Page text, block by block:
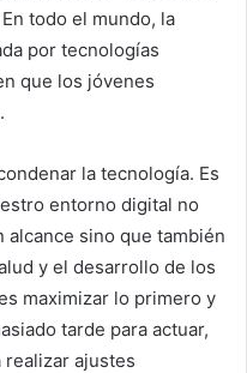
todo el mundo, la
por tecnologías
que los jóvenes
la tecnología. Es
entorno digital no
sino que también
y el desarrollo de los
maximizar lo primero y
tarde para actuar,
realizar ajustes